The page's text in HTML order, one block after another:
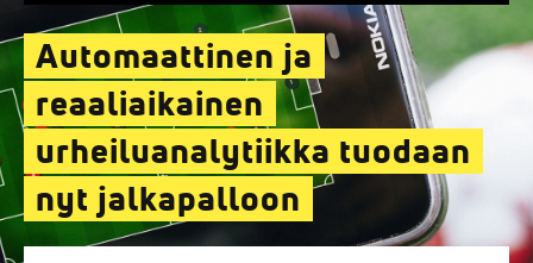
Automaattinen ja
reaaliaikainen
urheiluanalytiikka tuodaan
nyt jalkapalloon